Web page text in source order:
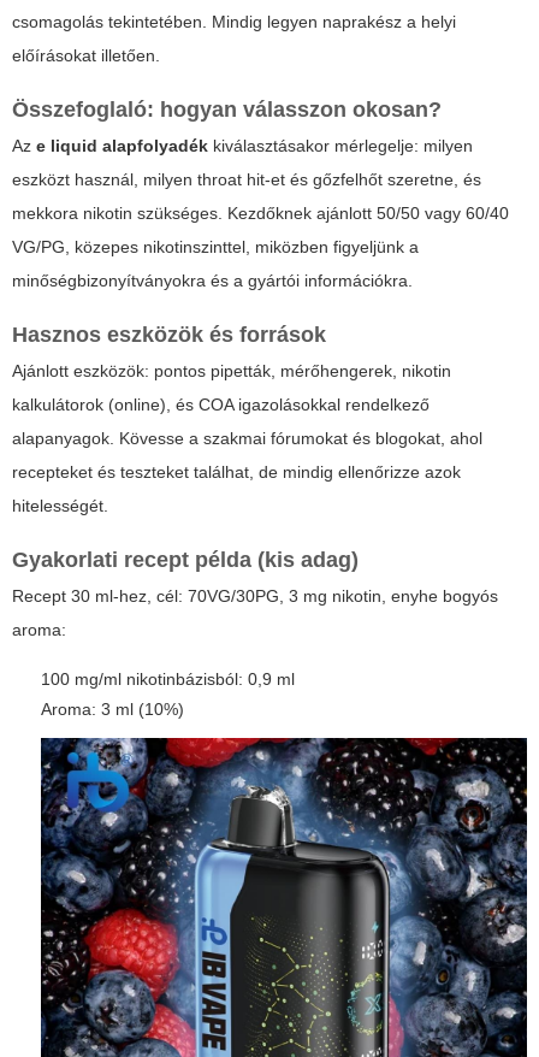
csomagolás tekintetében. Mindig legyen naprakész a helyi
előírásokat illetően.
Összefoglaló: hogyan válasszon okosan?
Az e liquid alapfolyadék kiválasztásakor mérlegelje: milyen
eszközt használ, milyen throat hit-et és gőzfelhőt szeretne, és
mekkora nikotin szükséges. Kezdőknek ajánlott 50/50 vagy 60/40
VG/PG, közepes nikotinszinttel, miközben figyeljünk a
minőségbizonyítványokra és a gyártói információkra.
Hasznos eszközök és források
Ajánlott eszközök: pontos pipetták, mérőhengerek, nikotin
kalkulátorok (online), és COA igazolásokkal rendelkező
alapanyagok. Kövesse a szakmai fórumokat és blogokat, ahol
recepteket és teszteket találhat, de mindig ellenőrizze azok
hitelességét.
Gyakorlati recept példa (kis adag)
Recept 30 ml-hez, cél: 70VG/30PG, 3 mg nikotin, enyhe bogyós
aroma:
100 mg/ml nikotinbázisból: 0,9 ml
Aroma: 3 ml (10%)